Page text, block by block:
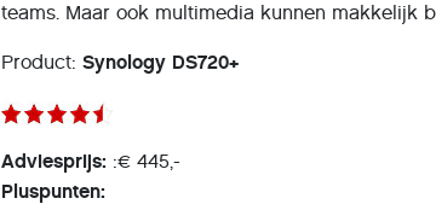
teams. Maar ook multimedia kunnen makkelijk
Product:Synology DS720+
Adviesprijs: :€ 445,-
Pluspunten: